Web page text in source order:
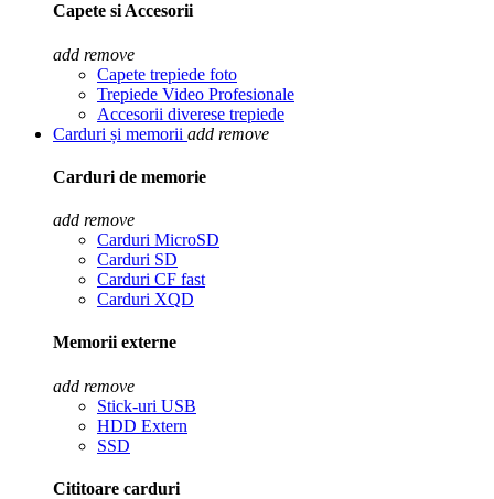
Capete si Accesorii
add remove
Capete trepiede foto
Trepiede Video Profesionale
Accesorii diverese trepiede
Carduri și memorii add remove
Carduri de memorie
add remove
Carduri MicroSD
Carduri SD
Carduri CF fast
Carduri XQD
Memorii externe
add remove
Stick-uri USB
HDD Extern
SSD
Cititoare carduri